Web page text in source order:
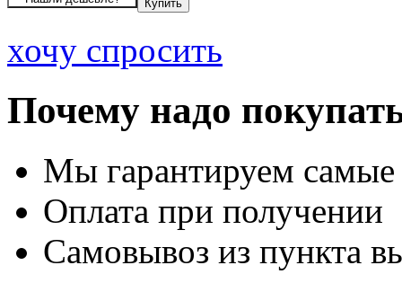
хочу спросить
Почему надо
Мы гарантируем
Оплата при получении
Самовывоз из пункта